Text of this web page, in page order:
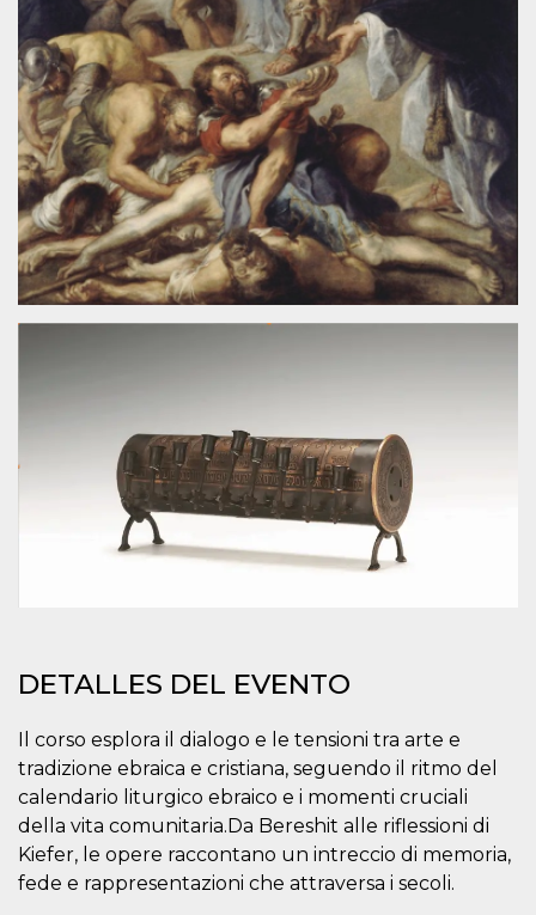
DETALLES DEL EVENTO
Il corso esplora il dialogo e le tensioni tra arte e
tradizione ebraica e cristiana, seguendo il ritmo del
calendario liturgico ebraico e i momenti cruciali
della vita comunitaria.Da Bereshit alle riflessioni di
Kiefer, le opere raccontano un intreccio di memoria,
fede e rappresentazioni che attraversa i secoli.
wordpress_test_cookie
Automattic
Inc.
.oooh.events
Sesión
Se utiliza en
sitios creados
con Wordpress.
Comprueba si el
navegador tiene
habilitadas las
cookies
PHPSESSID
PHP.net
oooh.events
Sesión
Cookie
generada por
aplicaciones
basadas en el
lenguaje PHP.
Este es un
identificador de
propósito
m
Stripe
1 año 1 mes
para el
rendimiento y la
optimización de
los servicios de
procesamiento
de pagos,
facilitando el
almacenamiento
de contenidos